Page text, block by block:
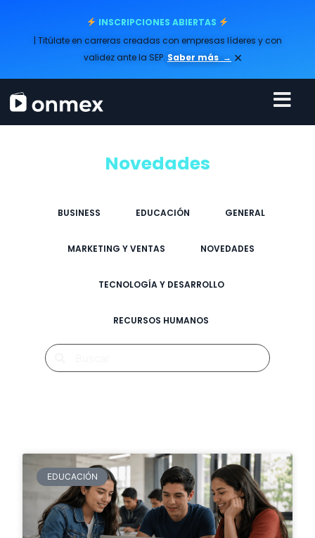
INSCRIPCIONES ABIERTAS
| Titúlate en carreras creadas con empresas líderes y con
validez ante la SEP. Saber más → ×
Novedades
BUSINESS EDUCACIÓN GENERAL
MARKETING Y VENTAS NOVEDADES
TECNOLOGÍA Y DESARROLLO
RECURSOS HUMANOS
EDUCACIÓN